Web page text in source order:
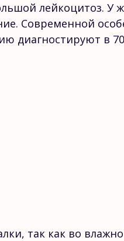
лейкоцитоз. У
Современной
диагностируют в
так как во